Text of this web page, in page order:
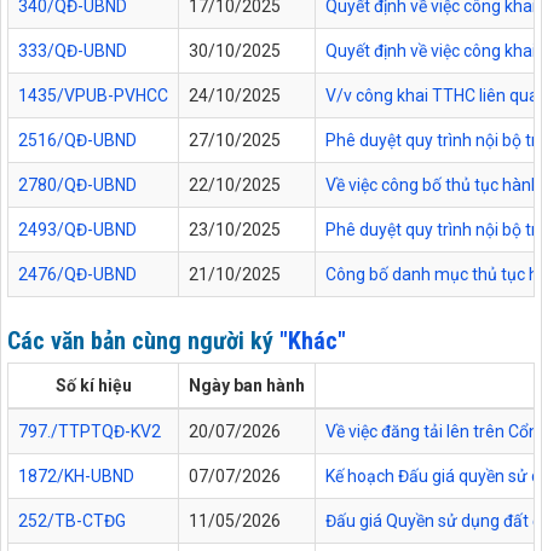
340/QĐ-UBND 17/10/2025 Quyết định về việc công
333/QĐ-UBND 30/10/2025 Quyết định về việc công
1435/VPUB-PVHCC 24/10/2025 V/v công khai TTHC liên
2516/QĐ-UBND 27/10/2025 Phê duyệt quy trình nội bộ
2780/QĐ-UBND 22/10/2025 Về việc công bố thủ tục
2493/QĐ-UBND 23/10/2025 Phê duyệt quy trình nội bộ
2476/QĐ-UBND 21/10/2025 Công bố danh mục thủ tục
Các văn bản cùng người ký "Khác"
Số kí hiệu Ngày ban hành
797./TTPTQĐ-KV2 20/07/2026 Về việc đăng tải lên trên
1872/KH-UBND 07/07/2026 Kế hoạch Đấu giá quyền sử
252/TB-CTĐG 11/05/2026 Đấu giá Quyền sử dụng đất